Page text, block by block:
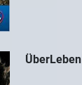
ÜberLeben